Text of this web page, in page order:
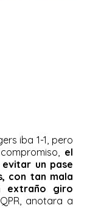
iba 1-1, pero
el
un pase
con tan mala
extraño giro
anotara a